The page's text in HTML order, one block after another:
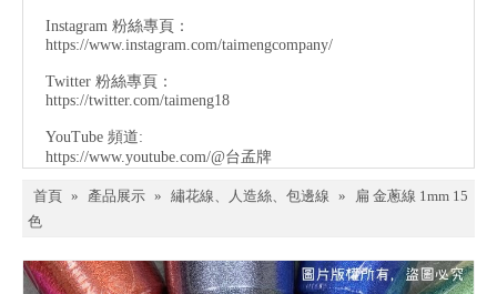
Instagram 粉絲專頁：
https://www.instagram.com/taimengcompany/
Twitter 粉絲專頁：
https://twitter.com/taimeng18
YouTube 頻道:
https://www.youtube.com/@台孟牌
首頁 » 產品展示 » 繡花線、人造絲、包邊線 »
扁 金蔥線 1mm 15
色